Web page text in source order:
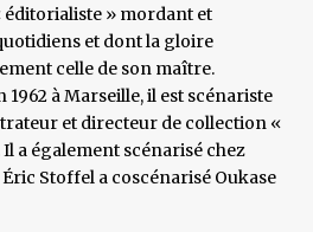
éditorialiste » mordant et
et dont la gloire
celle de son maître.
1962 à Marseille, il est scénariste
et directeur de collection «
Il a également scénarisé chez
Éric Stoffel a coscénarisé Oukase